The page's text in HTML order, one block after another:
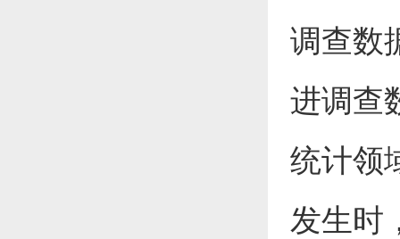
调查数
进调查
统计领
发生时